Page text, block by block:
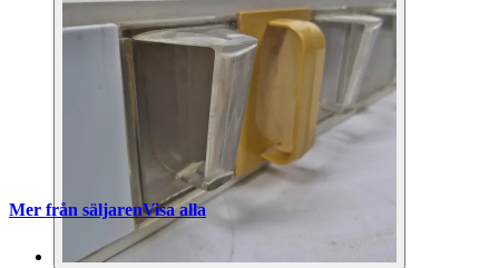
Mer från säljarenVisa alla